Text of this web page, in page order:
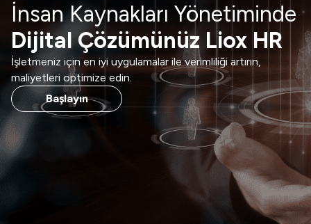
İnsan Kaynakları Yönetiminde
Dijital Çözümünüz Liox HR
İşletmeniz için en iyi uygulamalar ile verimliliği artırın,
maliyetleri optimize edin.
Başlayın